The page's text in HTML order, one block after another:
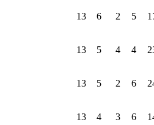
13 6 2 5
13 5 4 4
13 5 2 6
13 4 3 6